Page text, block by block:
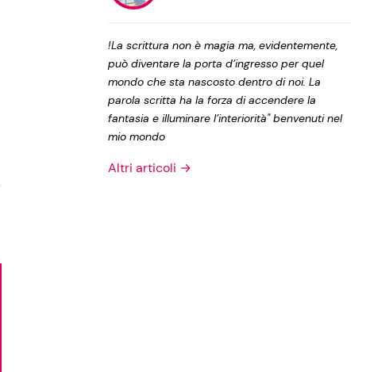
Privacy Policy
!La scrittura non è magia ma, evidentemente,
può diventare la porta d’ingresso per quel
mondo che sta nascosto dentro di noi. La
parola scritta ha la forza di accendere la
fantasia e illuminare l’interiorità" benvenuti nel
mio mondo
Altri articoli →